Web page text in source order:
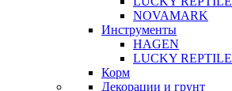
NOVAMARK
Инструменты
HAGEN
LUCKY REPTILE
Корм
Декорации и грунт